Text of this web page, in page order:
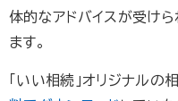
体的なアドバイスが受け
ます。
「いい相続」オリジナル